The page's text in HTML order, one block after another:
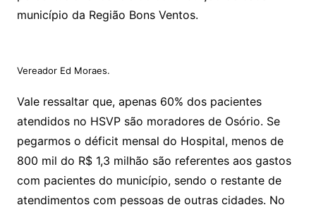
município da Região Bons Ventos.
Vereador Ed Moraes.
Vale ressaltar que, apenas 60% dos pacientes
atendidos no HSVP são moradores de Osório. Se
pegarmos o déficit mensal do Hospital, menos de
800 mil do R$ 1,3 milhão são referentes aos gastos
com pacientes do município, sendo o restante de
atendimentos com pessoas de outras cidades. No